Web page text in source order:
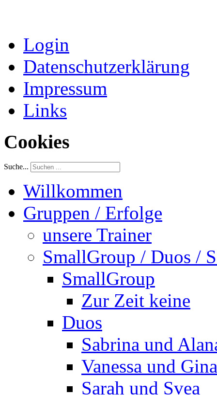
Login
Datenschutzerklärung
Impressum
Links
Cookies
Suche...
Willkommen
Gruppen / Erfolge
unsere Trainer
SmallGroup / Duos /
SmallGroup
Zur Zeit keine
Duos
Sabrina und
Vanessa und Gina
Sarah und Svea